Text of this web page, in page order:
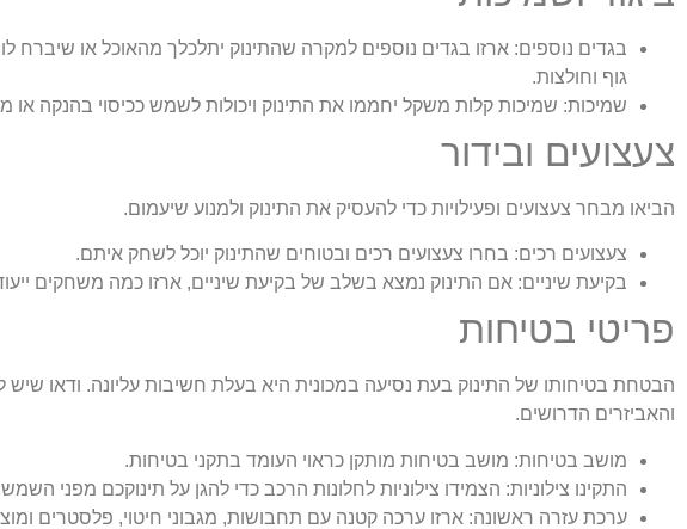
בגדים נוספים: ארזו בגדים נוספים למקרה שהתינוק יתלכלך מהאוכל או שיברח
גוף וחולצות.
שמיכות: שמיכות קלות משקל יחממו את התינוק ויכולות לשמש ככיסוי בהנקה
צעצועים ובידור
הביאו מבחר צעצועים ופעילויות כדי להעסיק את התינוק ולמנוע שיעמום.
צעצועים רכים: בחרו צעצועים רכים ובטוחים שהתינוק יוכל לשחק איתם.
בקיעת שיניים: אם התינוק נמצא בשלב של בקיעת שיניים, ארזו כמה משחקים
פריטי בטיחות
הבטחת בטיחותו של התינוק בעת נסיעה במכונית היא בעלת חשיבות עליונה. ודאו
והאביזרים הדרושים.
מושב בטיחות: מושב בטיחות מותקן כראוי העומד בתקני בטיחות.
התקינו צילוניות: הצמידו צילוניות לחלונות הרכב כדי להגן על תינוקכם מפני
ערכת עזרה ראשונה: ארזו ערכה קטנה עם תחבושות, מגבוני חיטוי, פלסטרים